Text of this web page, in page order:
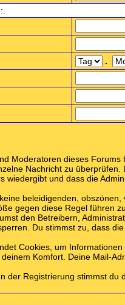
.
Moderatoren dieses
Nachricht zu
wiedergibt und dass die
beleidigenden,
gegen diese Regel führen
den Betreibern,
Du stimmst zu, dass
Cookies, um
Komfort. Deine Mail-
der Registrierung stimmst du